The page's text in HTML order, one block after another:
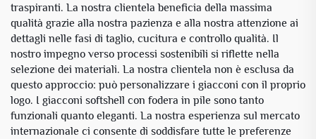
traspiranti. La nostra clientela beneficia della massima
qualità grazie alla nostra pazienza e alla nostra attenzione ai
dettagli nelle fasi di taglio, cucitura e controllo qualità. Il
nostro impegno verso processi sostenibili si riflette nella
selezione dei materiali. La nostra clientela non è esclusa da
questo approccio: può personalizzare i giacconi con il proprio
logo. I giacconi softshell con fodera in pile sono tanto
funzionali quanto eleganti. La nostra esperienza sul mercato
internazionale ci consente di soddisfare tutte le preferenze